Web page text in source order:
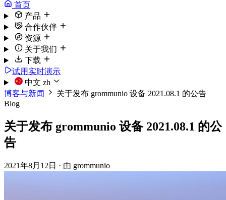
首页
产品
合作伙伴
资源
关于我们
下载
试用实时演示
中文 zh
博客与新闻
关于发布 grommunio 设备 2021.08.1 的公告
Blog
关于发布 grommunio 设备 2021.08.1 的公
告
2021年8月12日 · 由 grommunio